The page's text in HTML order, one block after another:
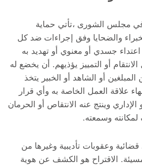
مجلس الشورى ،تأتي حماية
والضحايا وفق إجراءات ضد كل
جسدي أو معنوي أو تهديد به
أو التمييز يؤذيهم. أن يخضع له
أو الشاهد أو الخبير يتخذ
علاقة العمل الخاصة به وأي قرار
الإداري وينتج عنه الانتقاص أو الحرمان
وسمعته.
وعقوبات تأديبية وغيرها من
الاقتراح هو الكشف عن هوية